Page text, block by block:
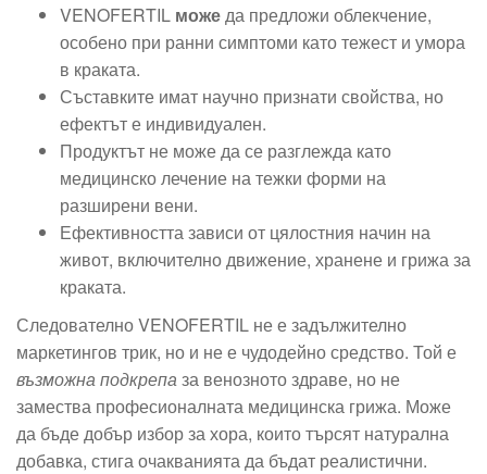
VENOFERTIL можеда предложи облекчение,
особено при ранни симптоми като тежест и умора
в краката.
Съставките имат научно признати свойства, но
ефектът е индивидуален.
Продуктът не може да се разглежда като
медицинско лечение на тежки форми на
разширени вени.
Ефективността зависи от цялостния начин на
живот, включително движение, хранене и грижа за
краката.
Следователно VENOFERTIL не е задължително
маркетингов трик, но и не е чудодейно средство. Той е
възможна подкрепаза венозното здраве, но не
замества професионалната медицинска грижа. Може
да бъде добър избор за хора, които търсят натурална
добавка, стига очакванията да бъдат реалистични.